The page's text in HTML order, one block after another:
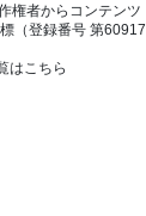
権者からコンテンツ
（登録番号 第60917
はこちら